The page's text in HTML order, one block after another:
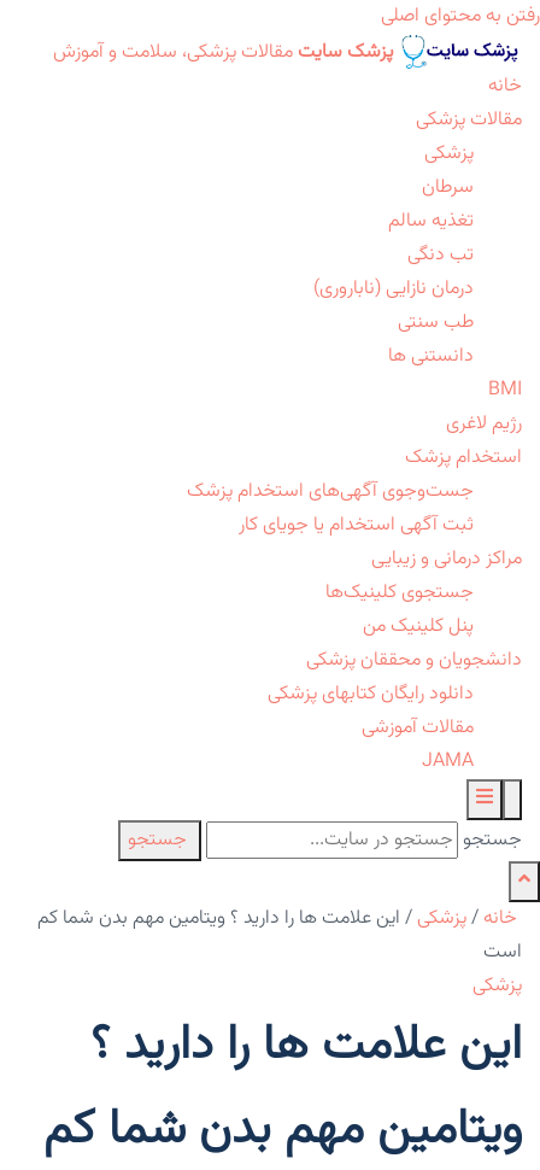
رفتن به محتوای اصلی
پزشک سایت مقالات پزشکی، سلامت و آموزش
خانه
مقالات پزشکی
پزشکی
سرطان
تغذیه سالم
تب دنگی
درمان نازایی (ناباروری)
طب سنتی
دانستنی ها
BMI
رژیم لاغری
استخدام پزشک
جست‌وجوی آگهی‌های استخدام پزشک
ثبت آگهی استخدام یا جویای کار
مراکز درمانی و زیبایی
جستجوی کلینیک‌ها
پنل کلینیک من
دانشجویان و محققان پزشکی
دانلود رایگان کتابهای پزشکی
مقالات آموزشی
JAMA
جستجو جستجو
خانه /پزشکی / این علامت ها را دارید ؟ ویتامین مهم بدن شما کم
است
پزشکی
این علامت ها را دارید ؟
ویتامین مهم بدن شما کم